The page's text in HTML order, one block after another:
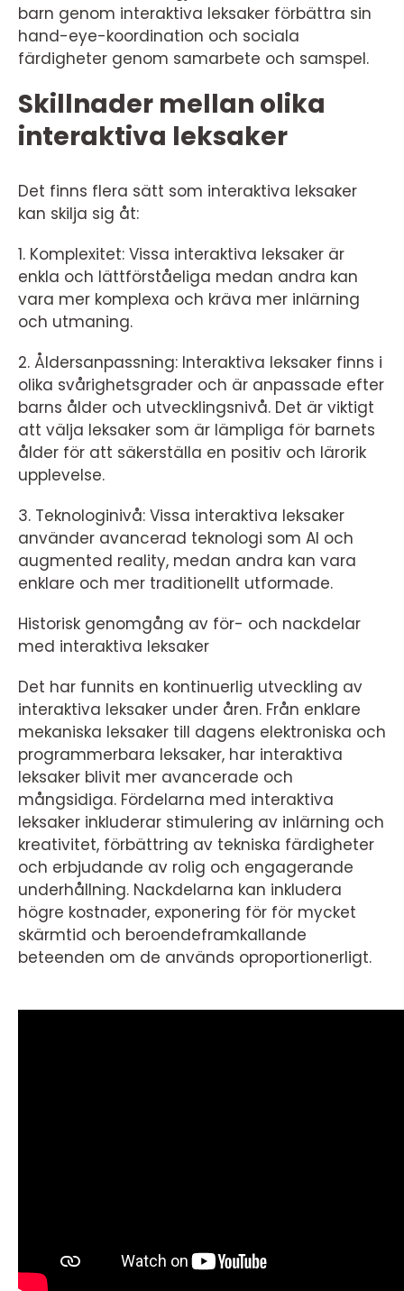
barn genom interaktiva leksaker förbättra sin
hand-eye-koordination och sociala
färdigheter genom samarbete och samspel.
Skillnader mellan olika
interaktiva leksaker
Det finns flera sätt som interaktiva leksaker
kan skilja sig åt:
1. Komplexitet: Vissa interaktiva leksaker är
enkla och lättförståeliga medan andra kan
vara mer komplexa och kräva mer inlärning
och utmaning.
2. Åldersanpassning: Interaktiva leksaker finns i
olika svårighetsgrader och är anpassade efter
barns ålder och utvecklingsnivå. Det är viktigt
att välja leksaker som är lämpliga för barnets
ålder för att säkerställa en positiv och lärorik
upplevelse.
3. Teknologinivå: Vissa interaktiva leksaker
använder avancerad teknologi som AI och
augmented reality, medan andra kan vara
enklare och mer traditionellt utformade.
Historisk genomgång av för- och nackdelar
med interaktiva leksaker
Det har funnits en kontinuerlig utveckling av
interaktiva leksaker under åren. Från enklare
mekaniska leksaker till dagens elektroniska och
programmerbara leksaker, har interaktiva
leksaker blivit mer avancerade och
mångsidiga. Fördelarna med interaktiva
leksaker inkluderar stimulering av inlärning och
kreativitet, förbättring av tekniska färdigheter
och erbjudande av rolig och engagerande
underhållning. Nackdelarna kan inkludera
högre kostnader, exponering för för mycket
skärmtid och beroendeframkallande
beteenden om de används oproportionerligt.